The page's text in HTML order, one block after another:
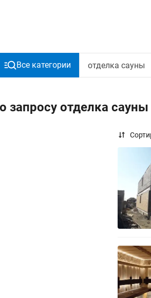
Все категории
запросу отделка